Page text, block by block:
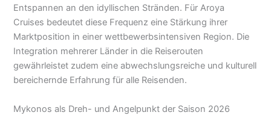
Entspannen an den idyllischen Stränden. Für Aroya
Cruises bedeutet diese Frequenz eine Stärkung ihrer
Marktposition in einer wettbewerbsintensiven Region. Die
Integration mehrerer Länder in die Reiserouten
gewährleistet zudem eine abwechslungsreiche und kulturell
bereichernde Erfahrung für alle Reisenden.
Mykonos als Dreh- und Angelpunkt der Saison 2026